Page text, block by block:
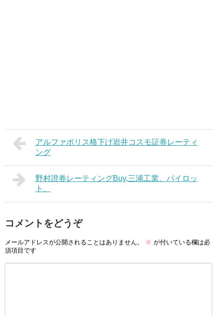
アルファポリス格下げ岩井コスモ証券レーティ
ング
野村證券レーティングBuy,三浦工業、パイロッ
ト、
コメントをどうぞ
メールアドレスが公開されることはありません。 ※ が付いている欄は必
須項目です